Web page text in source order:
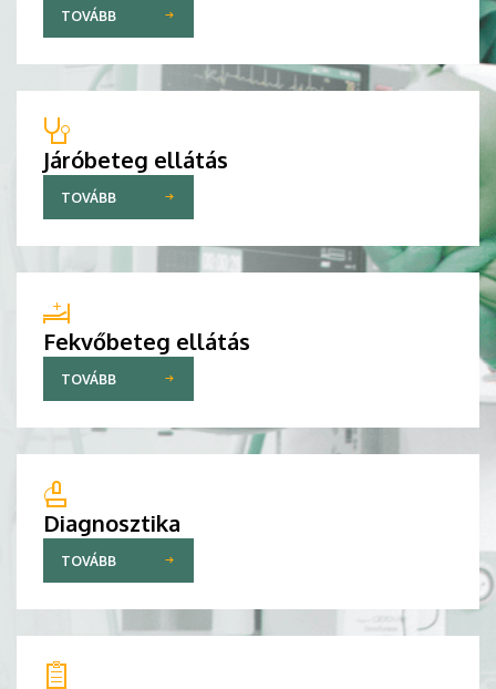
TOVÁBB
Járóbeteg ellátás
TOVÁBB
Fekvőbeteg ellátás
TOVÁBB
Diagnosztika
TOVÁBB